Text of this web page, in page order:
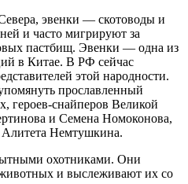
эвенки — скотоводы и
и часто мигрируют за
пастбищ. Эвенки — одна из
в Китае. В РФ сейчас
этой народности.
прославленный
, героев-снайперов Великой
и Семена Номоконова,
Немтушкина.
охотниками. Они
и выслеживают их со